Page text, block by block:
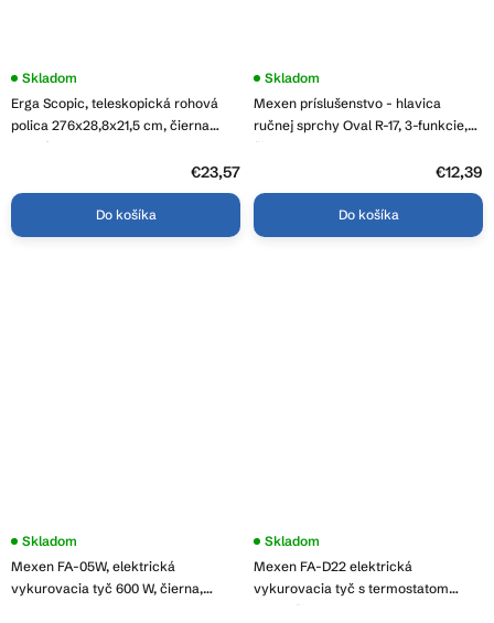
Erga Scopic, teleskopická rohová
polica 276x28,8x21,5 cm, čierna
matná, ERG-YKA-CH.SCOPIC-BLK
Skladom
€23,57
Do košíka
Mexen príslušenstvo - hlavica
ručnej sprchy Oval R-17, 3-funkcie,
čierna, 79517-70
Skladom
€12,39
Do košíka
Mexen FA-05W, elektrická
vykurovacia tyč 600 W, čierna,
Skladom
Mexen FA-D22 elektrická
vykurovacia tyč s termostatom
600W, čierna, W955-0600-70
Priemerné
produktu
je
5,0
Skladom